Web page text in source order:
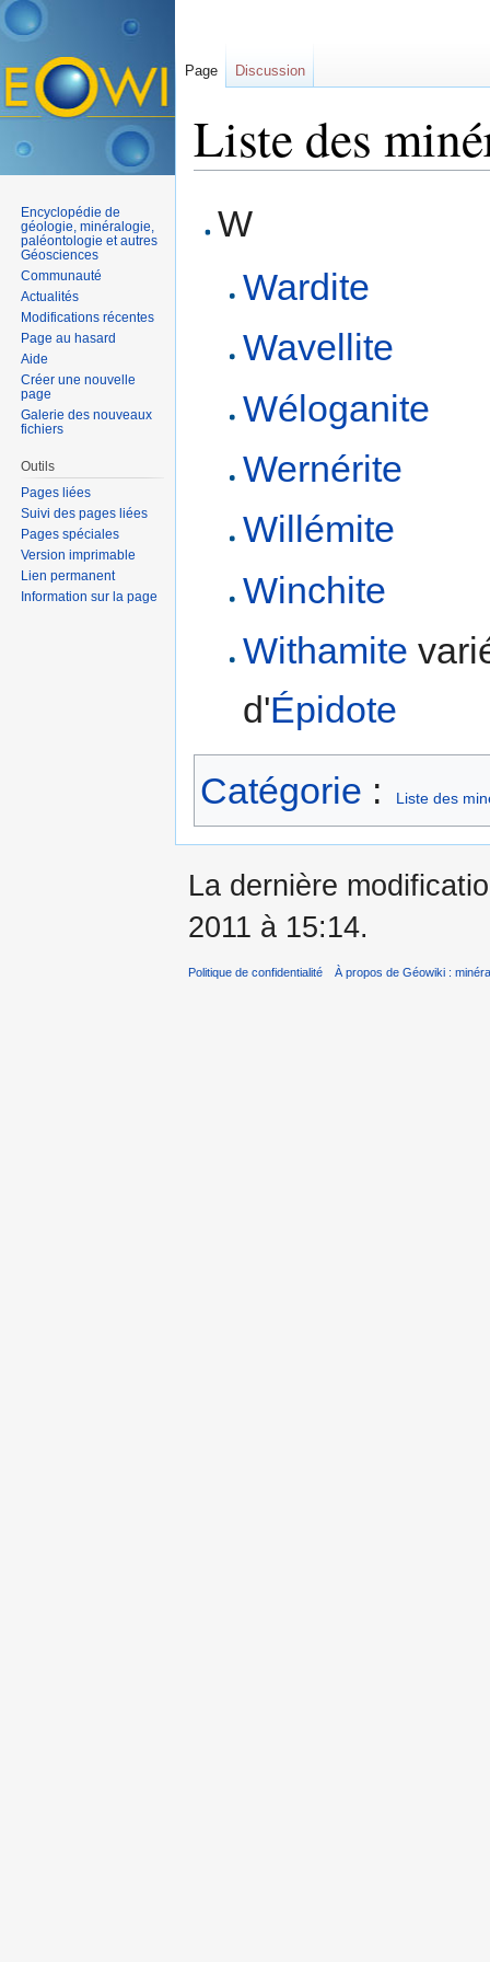
Liste des
W
Wardite
Wavellite
Wéloganite
Wernérite
Willémite
Winchite
Withamite
d'Épidote
Catégorie : Liste des
Page Discussion
Encyclopédie de
géologie, minéralogie,
paléontologie et autres
Géosciences
Communauté
Actualités
Modifications récentes
Page au hasard
Aide
Créer une nouvelle
page
Galerie des nouveaux
fichiers
Outils
Pages liées
Suivi des pages liées
Pages spéciales
Version imprimable
Lien permanent
Information sur la page
La dernière
2011 à 15:14.
Politique de confidentialité À propos de Géowiki :